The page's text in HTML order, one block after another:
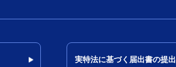
実特法に基づく届出書の提出